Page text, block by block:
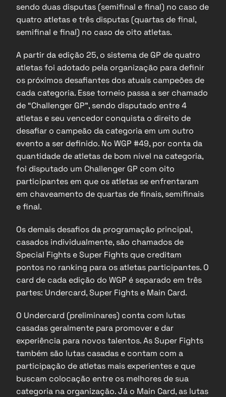
sendo duas disputas (semifinal e final) no caso de
quatro atletas e três disputas (quartas de final,
semifinal e final) no caso de oito atletas.
A partir da edição 25, o sistema de GP de quatro
atletas foi adotado pela organização para definir
os próximos desafiantes dos atuais campeões de
cada categoria. Esse torneio passa a ser chamado
de “Challenger GP”, sendo disputado entre 4
atletas e seu vencedor conquista o direito de
desafiar o campeão da categoria em um outro
evento a ser definido. No WGP #49, por conta da
quantidade de atletas de bom nível na categoria,
foi disputado um Challenger GP com oito
participantes em que os atletas se enfrentaram
em chaveamento de quartas de finais, semifinais
e final.
Os demais desafios da programação principal,
casados individualmente, são chamados de
Special Fights e Super Fights que creditam
pontos no ranking para os atletas participantes. O
card de cada edição do WGP é separado em três
partes: Undercard, Super Fights e Main Card.
O Undercard (preliminares) conta com lutas
casadas geralmente para promover e dar
experiência para novos talentos. As Super Fights
também são lutas casadas e contam com a
participação de atletas mais experientes e que
buscam colocação entre os melhores de sua
categoria na organização. Já o Main Card, as lutas